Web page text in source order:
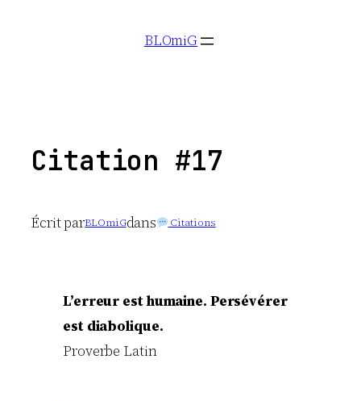
BLOmiG
Citation #17
Écrit parBLOmiGdans Citations
L’erreur est humaine. Persévérer
est diabolique.
Proverbe Latin